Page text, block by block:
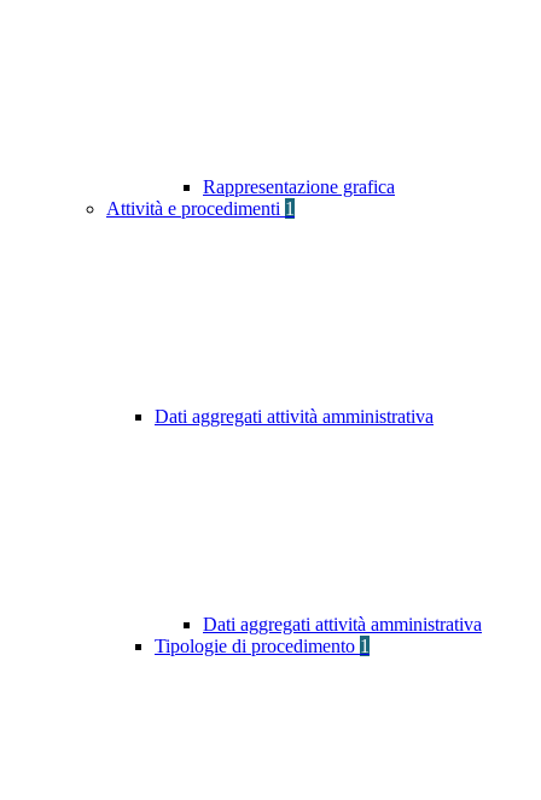
Rappresentazione grafica
Attività e procedimenti 1
Dati aggregati attività amministrativa
Dati aggregati attività amministrativa
Tipologie di procedimento 1